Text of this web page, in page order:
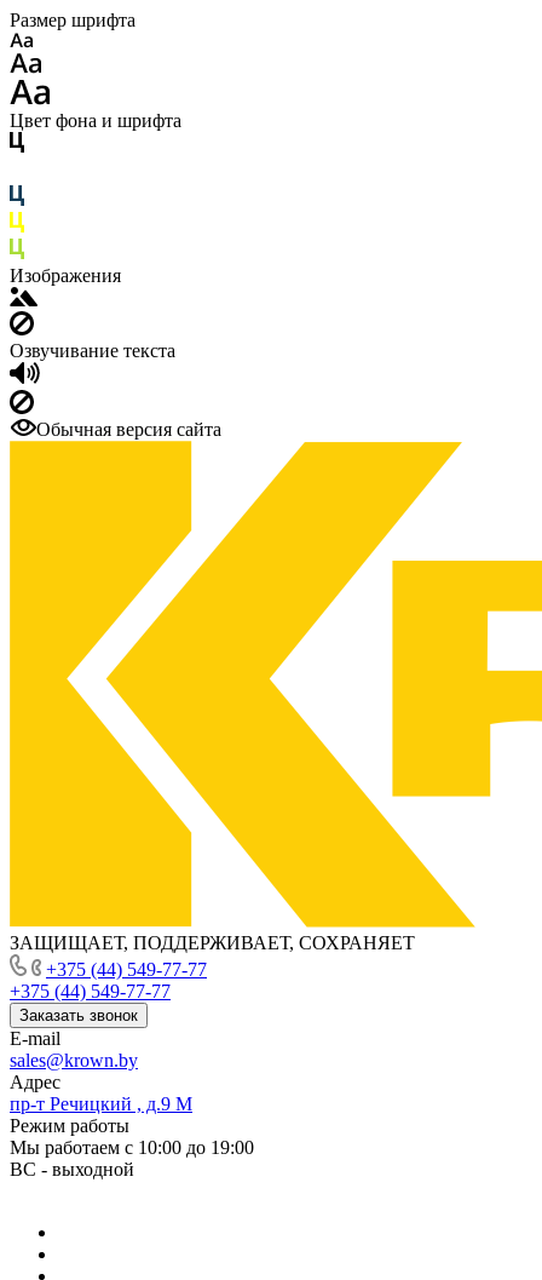
Размер шрифта
Цвет фона и шрифта
Изображения
Озвучивание текста
Обычная версия сайта
ЗАЩИЩАЕТ, ПОДДЕРЖИВАЕТ, СОХРАНЯЕТ
+375 (44) 549-77-77
+375 (44) 549-77-77
Заказать звонок
E-mail
sales@krown.by
Адрес
пр-т Речицкий , д.9 М
Режим работы
Мы работаем с 10:00 до 19:00
ВС - выходной